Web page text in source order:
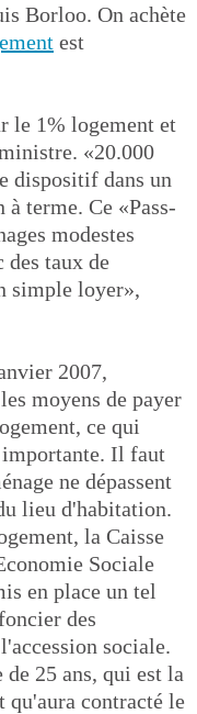
Borloo. On achète
est
le 1% logement et
«20.000
dispositif dans un
terme. Ce «Pass-
modestes
des taux de
simple loyer»,
2007,
moyens de payer
ce qui
importante. Il faut
ne dépassent
lieu d'habitation.
la Caisse
Sociale
en place un tel
des
sociale.
de 25 ans, qui est la
qu'aura contracté le